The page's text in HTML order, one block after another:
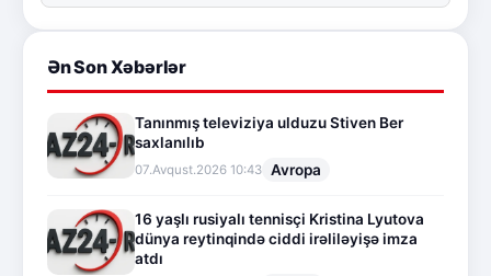
Ən Son Xəbərlər
Tanınmış televiziya ulduzu Stiven Ber
saxlanılıb
07.Avqust.2026 10:43 Avropa
16 yaşlı rusiyalı tennisçi Kristina Lyutova
dünya reytinqində ciddi irəliləyişə imza
atdı